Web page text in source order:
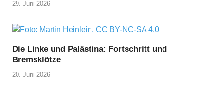
29. Juni 2026
Die Linke und Palästina: Fortschritt und
Bremsklötze
20. Juni 2026